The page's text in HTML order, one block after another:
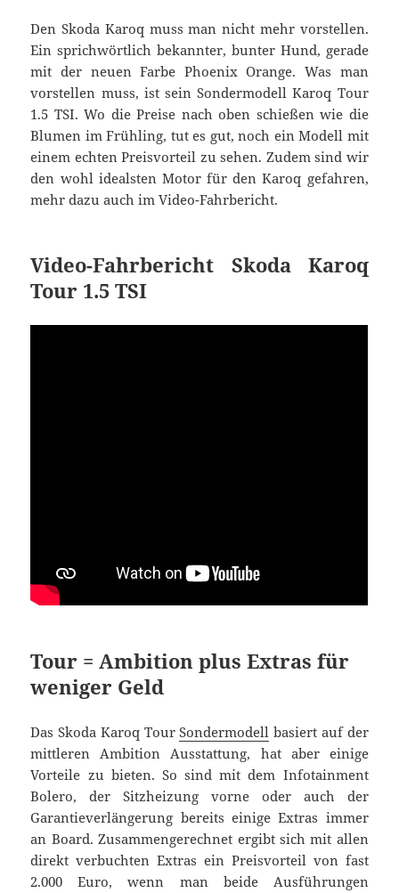
Den Skoda Karoq muss man nicht mehr vorstellen.
Ein sprichwörtlich bekannter, bunter Hund, gerade
mit der neuen Farbe Phoenix Orange. Was man
vorstellen muss, ist sein Sondermodell Karoq Tour
1.5 TSI. Wo die Preise nach oben schießen wie die
Blumen im Frühling, tut es gut, noch ein Modell mit
einem echten Preisvorteil zu sehen. Zudem sind wir
den wohl idealsten Motor für den Karoq gefahren,
mehr dazu auch im Video-Fahrbericht.
Video-Fahrbericht Skoda Karoq
Tour 1.5 TSI
Tour = Ambition plus Extras für
weniger Geld
Das Skoda Karoq TourSondermodell basiert auf der
mittleren Ambition Ausstattung, hat aber einige
Vorteile zu bieten. So sind mit dem Infotainment
Bolero, der Sitzheizung vorne oder auch der
Garantieverlängerung bereits einige Extras immer
an Board. Zusammengerechnet ergibt sich mit allen
direkt verbuchten Extras ein Preisvorteil von fast
2.000 Euro, wenn man beide Ausführungen